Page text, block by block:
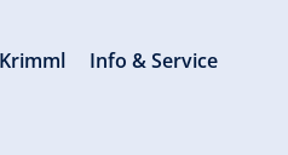
Krimml Info & Service